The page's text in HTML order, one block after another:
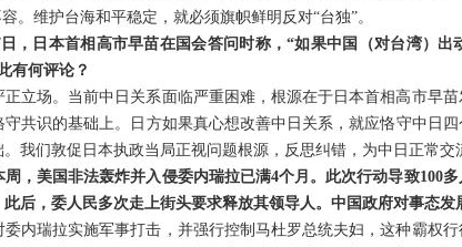
。维护台海和平稳定，就必须旗帜鲜明反对“台独”。
，日本首相高市早苗在国会答问时称，“如果中国（对台湾）
有何评论？
立场。当前中日关系面临严重困难，根源在于日本首相高市早
共识的基础上。日方如果真心想改善中日关系，就应恪守中日
我们敦促日本执政当局正视问题根源，反思纠错，为中日正常交
，美国非法轰炸并入侵委内瑞拉已满4个月。此次行动导致100
后，委人民多次走上街头要求释放其领导人。中国政府对事态发
内瑞拉实施军事打击，并强行控制马杜罗总统夫妇，这种霸权